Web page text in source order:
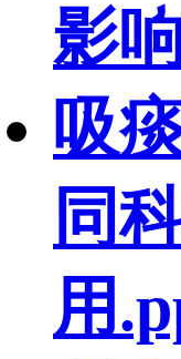
影
吸
同
用